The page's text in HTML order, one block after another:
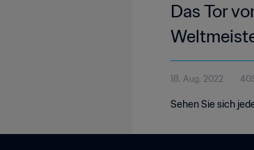
Das Tor
18. Aug. 2022
Sehen Sie sich